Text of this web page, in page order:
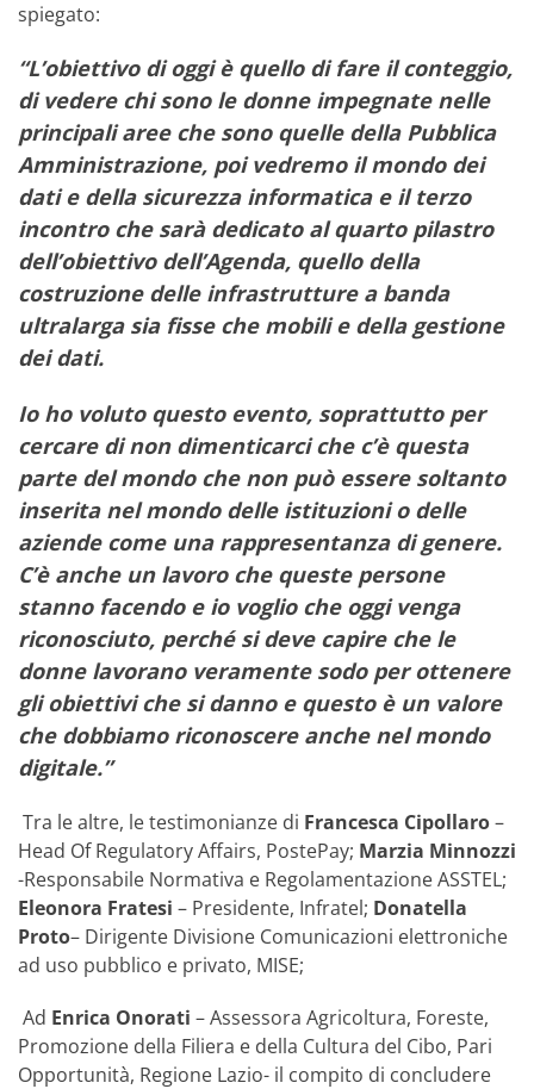
spiegato:
“L’obiettivo di oggi è quello di fare il conteggio,
di vedere chi sono le donne impegnate nelle
principali aree che sono quelle della Pubblica
Amministrazione, poi vedremo il mondo dei
dati e della sicurezza informatica e il terzo
incontro che sarà dedicato al quarto pilastro
dell’obiettivo dell’Agenda, quello della
costruzione delle infrastrutture a banda
ultralarga sia fisse che mobili e della gestione
dei dati.
Io ho voluto questo evento, soprattutto per
cercare di non dimenticarci che c’è questa
parte del mondo che non può essere soltanto
inserita nel mondo delle istituzioni o delle
aziende come una rappresentanza di genere.
C’è anche un lavoro che queste persone
stanno facendo e io voglio che oggi venga
riconosciuto, perché si deve capire che le
donne lavorano veramente sodo per ottenere
gli obiettivi che si danno e questo è un valore
che dobbiamo riconoscere anche nel mondo
digitale.”
Tra le altre, le testimonianze di Francesca Cipollaro–
Head Of Regulatory Affairs, PostePay; Marzia Minnozzi
-Responsabile Normativa e Regolamentazione ASSTEL;
Eleonora Fratesi – Presidente, Infratel; Donatella
Proto– Dirigente Divisione Comunicazioni elettroniche
ad uso pubblico e privato, MISE;
Ad Enrica Onorati – Assessora Agricoltura, Foreste,
Promozione della Filiera e della Cultura del Cibo, Pari
Opportunità, Regione Lazio- il compito di concludere